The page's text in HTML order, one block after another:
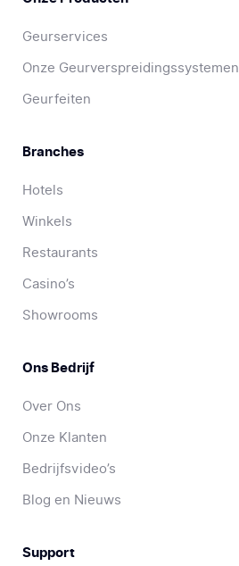
Geurservices
Onze Geurverspreidingssystemen
Geurfeiten
Branches
Hotels
Winkels
Restaurants
Casino’s
Showrooms
Ons Bedrijf
Over Ons
Onze Klanten
Bedrijfsvideo’s
Blog en Nieuws
Support